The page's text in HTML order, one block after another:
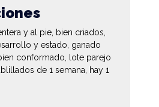
y al pie, bien criados,
y estado, ganado
conformado, lote parejo
de 1 semana, hay 1